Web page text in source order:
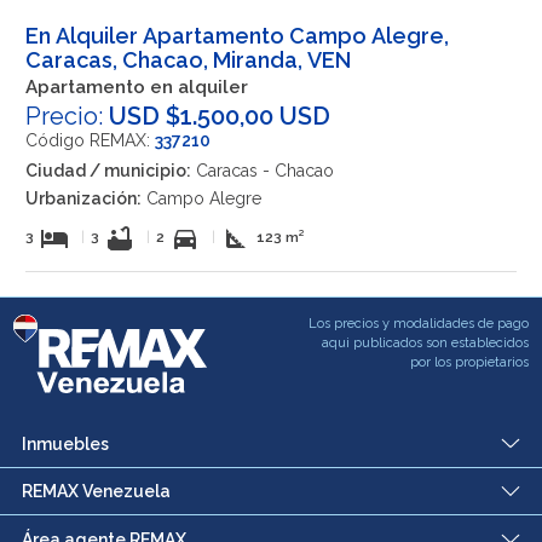
En Alquiler Apartamento Campo Alegre,
Caracas, Chacao, Miranda, VEN
Apartamento en alquiler
Precio: USD $1.500,00 USD
Código REMAX: 337210
Ciudad / municipio: Caracas - Chacao
Urbanización: Campo Alegre
3 hotel 3 bathtub 2 directions_car square_foot 123 m²
Los precios y modalidades de pago
aqui publicados son establecidos
por los propietarios
Inmuebles
REMAX Venezuela